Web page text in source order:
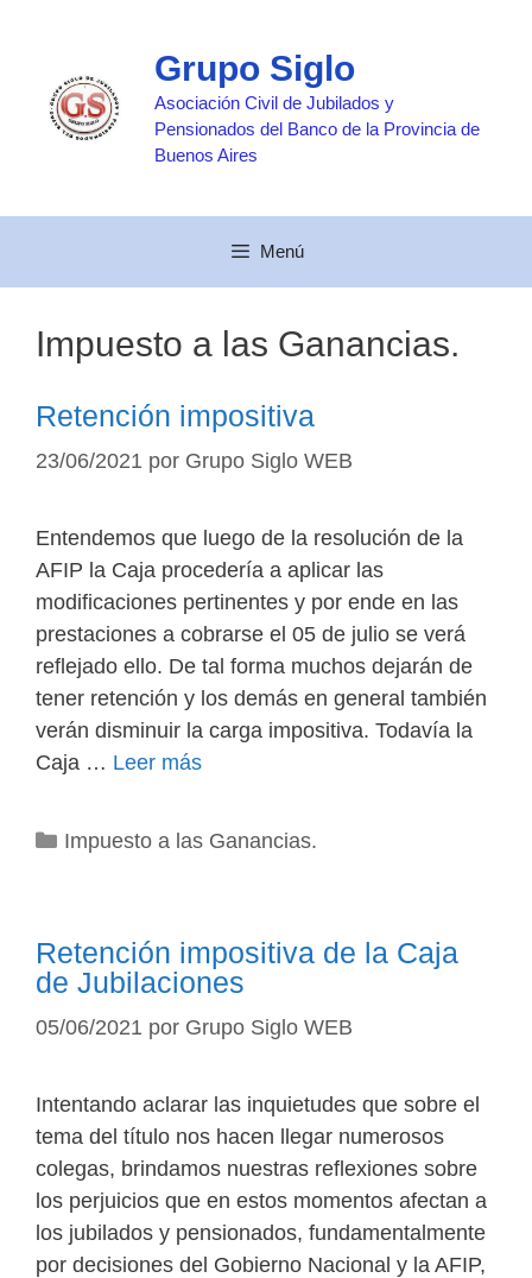
contenido
Grupo Siglo
Asociación Civil de Jubilados y
Pensionados del Banco de la Provincia de
Buenos Aires
Menú
Impuesto a las Ganancias.
Retención impositiva
23/06/2021 por Grupo Siglo WEB
Entendemos que luego de la resolución de la
AFIP la Caja procedería a aplicar las
modificaciones pertinentes y por ende en las
prestaciones a cobrarse el 05 de julio se verá
reflejado ello. De tal forma muchos dejarán de
tener retención y los demás en general también
verán disminuir la carga impositiva. Todavía la
Caja … Leer más
Categorías
Impuesto a las Ganancias.
Retención impositiva de la Caja
de Jubilaciones
05/06/2021 por Grupo Siglo WEB
Intentando aclarar las inquietudes que sobre el
tema del título nos hacen llegar numerosos
colegas, brindamos nuestras reflexiones sobre
los perjuicios que en estos momentos afectan a
los jubilados y pensionados, fundamentalmente
por decisiones del Gobierno Nacional y la AFIP,